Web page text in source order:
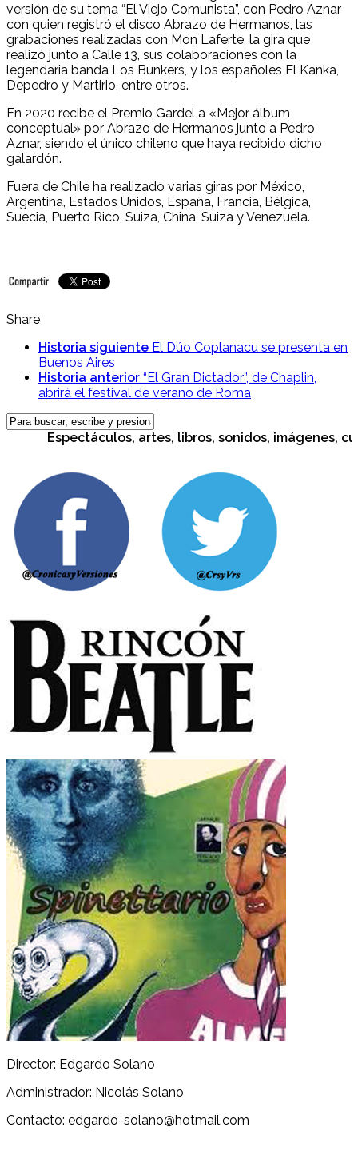
versión de su tema “El Viejo Comunista”, con Pedro Aznar
con quien registró el disco Abrazo de Hermanos, las
grabaciones realizadas con Mon Laferte, la gira que
realizó junto a Calle 13, sus colaboraciones con la
legendaria banda Los Bunkers, y los españoles El Kanka,
Depedro y Martirio, entre otros.
En 2020 recibe el Premio Gardel a «Mejor álbum
conceptual» por Abrazo de Hermanos junto a Pedro
Aznar, siendo el único chileno que haya recibido dicho
galardón.
Fuera de Chile ha realizado varias giras por México,
Argentina, Estados Unidos, España, Francia, Bélgica,
Suecia, Puerto Rico, Suiza, China, Suiza y Venezuela.
Share
Historia siguiente El Dúo Coplanacu se presenta en
Buenos Aires
Historia anterior “El Gran Dictador”, de Chaplin,
abrirá el festival de verano de Roma
Espectáculos, artes, libros, sonidos, imágenes,
Director: Edgardo Solano
Administrador: Nicolás Solano
Contacto: edgardo-solano@hotmail.com